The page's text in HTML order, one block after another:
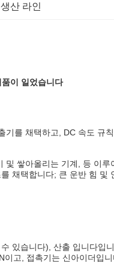
산 라인
이 일었습니다
를 채택하고, DC 속도
쌓아올리는 기계, 등 이
채택합니다; 큰 운반 힘 및
있습니다), 산출 입니다
고, 접촉기는 신아이더입